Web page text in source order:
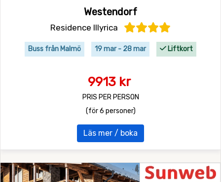
Westendorf
Residence Illyrica
Buss från Malmö 19 mar - 28 mar Liftkort
9913 kr
PRIS PER PERSON
(för 6 personer)
Läs mer / boka